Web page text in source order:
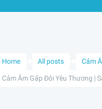
Home All posts Cảm
Cảm Âm Gấp Đôi Yêu Thương |